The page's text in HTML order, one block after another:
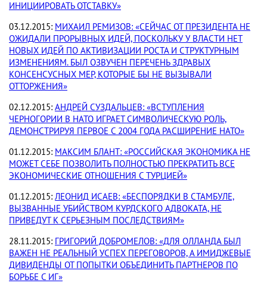
ИНИЦИИРОВАТЬ ОТСТАВКУ»
03.12.2015: МИХАИЛ РЕМИЗОВ: «СЕЙЧАС ОТ ПРЕЗИДЕНТА НЕ
ОЖИДАЛИ ПРОРЫВНЫХ ИДЕЙ, ПОСКОЛЬКУ У ВЛАСТИ НЕТ
НОВЫХ ИДЕЙ ПО АКТИВИЗАЦИИ РОСТА И СТРУКТУРНЫМ
ИЗМЕНЕНИЯМ. БЫЛ ОЗВУЧЕН ПЕРЕЧЕНЬ ЗДРАВЫХ
КОНСЕНСУСНЫХ МЕР, КОТОРЫЕ БЫ НЕ ВЫЗЫВАЛИ
ОТТОРЖЕНИЯ»
02.12.2015: АНДРЕЙ СУЗДАЛЬЦЕВ: «ВСТУПЛЕНИЯ
ЧЕРНОГОРИИ В НАТО ИГРАЕТ СИМВОЛИЧЕСКУЮ РОЛЬ,
ДЕМОНСТРИРУЯ ПЕРВОЕ С 2004 ГОДА РАСШИРЕНИЕ НАТО»
01.12.2015: МАКСИМ БЛАНТ: «РОССИЙСКАЯ ЭКОНОМИКА НЕ
МОЖЕТ СЕБЕ ПОЗВОЛИТЬ ПОЛНОСТЬЮ ПРЕКРАТИТЬ ВСЕ
ЭКОНОМИЧЕСКИЕ ОТНОШЕНИЯ С ТУРЦИЕЙ»
01.12.2015: ЛЕОНИД ИСАЕВ: «БЕСПОРЯДКИ В СТАМБУЛЕ,
ВЫЗВАННЫЕ УБИЙСТВОМ КУРДСКОГО АДВОКАТА, НЕ
ПРИВЕДУТ К СЕРЬЕЗНЫМ ПОСЛЕДСТВИЯМ»
28.11.2015: ГРИГОРИЙ ДОБРОМЕЛОВ: «ДЛЯ ОЛЛАНДА БЫЛ
ВАЖЕН НЕ РЕАЛЬНЫЙ УСПЕХ ПЕРЕГОВОРОВ, А ИМИДЖЕВЫЕ
ДИВИДЕНДЫ ОТ ПОПЫТКИ ОБЪЕДИНИТЬ ПАРТНЕРОВ ПО
БОРЬБЕ С ИГ»